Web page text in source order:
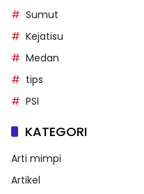
Sumut
Kejatisu
Medan
tips
PSI
KATEGORI
Arti mimpi
Artikel